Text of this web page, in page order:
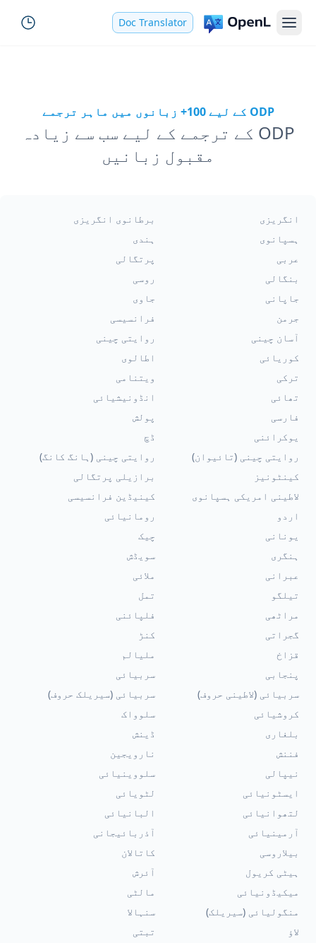
Doc Translator
ODP کے لیے 100+ زبانوں میں ماہر ترجمے
ODP کے ترجمے کے لیے سب سے زیادہ
مقبول زبانیں
انگریزی
برطانوی انگریزی
ہسپانوی
ہندی
عربی
پرتگالی
بنگالی
روسی
جاپانی
جاوی
جرمن
فرانسیسی
آسان چینی
روایتی چینی
کوریائی
اطالوی
ترکی
ویتنامی
تھائی
انڈونیشیائی
فارسی
پولش
یوکرائنی
ڈچ
روایتی چینی (تائیوان)
روایتی چینی (ہانگ کانگ)
کینٹونیز
برازیلی پرتگالی
لاطینی امریکی ہسپانوی
کینیڈین فرانسیسی
اردو
رومانیائی
یونانی
چیک
ہنگری
سویڈش
عبرانی
ملائی
تیلگو
تمل
مراٹھی
فلپائنی
گجراتی
کنڑ
قزاخ
ملیالم
پنجابی
سربیائی
سربیائی (لاطینی حروف)
سربیائی (سیریلک حروف)
کروشیائی
سلوواک
بلغاری
ڈینش
فننش
نارویجین
نیپالی
سلووینیائی
ایسٹونیائی
لٹویائی
لتھوانیائی
البانیائی
آرمینیائی
آذربائیجانی
بیلاروسی
کاتالان
ہیٹی کریول
آئرش
میکیڈونیائی
مالٹی
منگولیائی (سیریلک)
سنہالا
لاؤ
تبتی